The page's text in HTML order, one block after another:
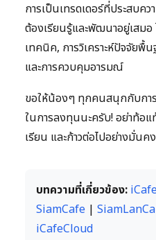
การเป็นเทรดเดอร์ที่ประสบค
ต้องเรียนรู้และพัฒนาอยู่เสมอ
เทคนิค, การวิเคราะห์ปัจจัยพื้
และการควบคุมอารมณ์
ขอให้น้องๆ ทุกคนสนุกกับการ
ในการลงทุนนะครับ! อย่าท้อ
เรียน และก้าวต่อไปอย่างมั่นค
บทความที่เกี่ยวข้อง:
SiamCafe |
iCafeCloud